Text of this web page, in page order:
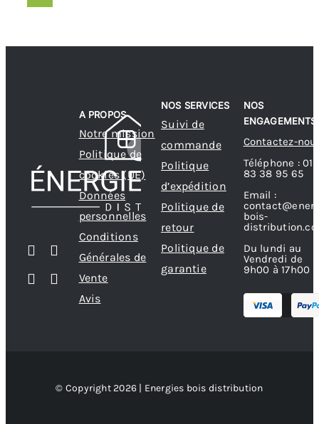
A PROPOS
Notre mission
Politique de
cookies (UE)
Données
personnelles
Conditions
Générales de
Vente
Avis
NOS SERVICES
Suivi de
commande
Politique
d’expédition
Politique de
retour
Politique de
garantie
NOS
ENGAGEMENTS
Contactez-
Téléphone : 01
83 38 95 65
Email :
bois-
Du lundi au
Vendredi de
9h00 à 17h00
© Copyright 2026 | Energies bois distribution